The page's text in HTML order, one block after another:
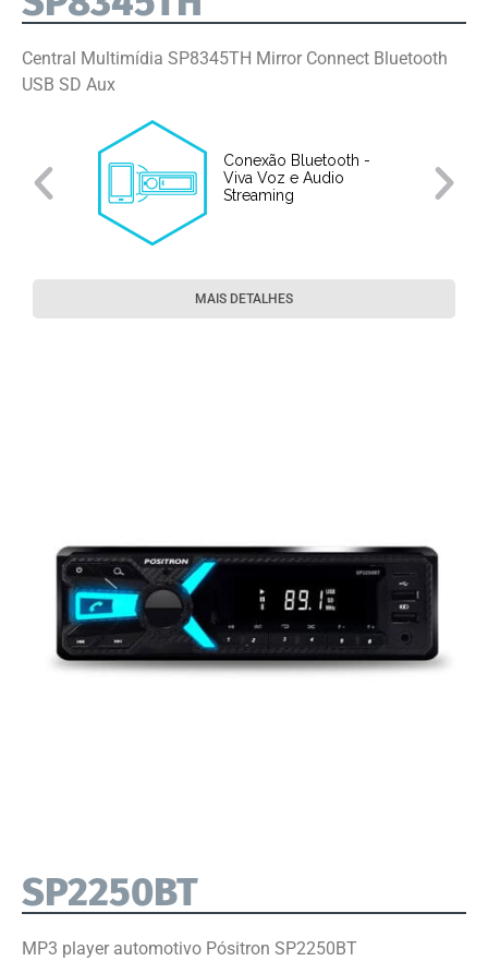
Central Multimídia SP8345TH Mirror Connect Bluetooth
USB SD Aux
Conexão Bluetooth -
Viva Voz e Audio
Streaming
MAIS DETALHES
SP2250BT
MP3 player automotivo Pósitron SP2250BT